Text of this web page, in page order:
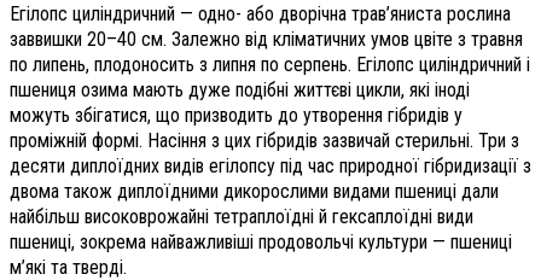
Егілопс циліндричний — одно- або дворічна трав’яниста рослина
заввишки 20–40 см. Залежно від кліматичних умов цвіте з травня
по липень, плодоносить з липня по серпень. Егілопс циліндричний і
пшениця озима мають дуже подібні життєві цикли, які іноді
можуть збігатися, що призводить до утворення гібридів у
проміжній формі. Насіння з цих гібридів зазвичай стерильні. Три з
десяти диплоїдних видів егілопсу під час природної гібридизації з
двома також диплоїдними дикорослими видами пшениці дали
найбільш високоврожайні тетраплоїдні й гексаплоїдні види
пшениці, зокрема найважливіші продовольчі культури — пшениці
м’які та тверді.